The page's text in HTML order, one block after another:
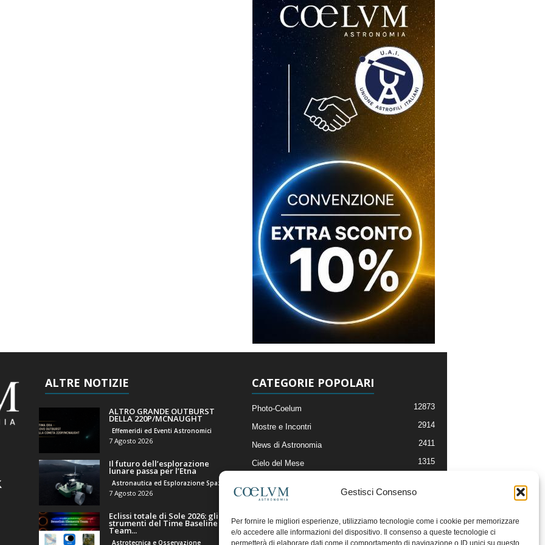
Gestisci Consenso
Per fornire le migliori esperienze, utilizziamo tecnologie come i cookie per memorizzare
e/o accedere alle informazioni del dispositivo. Il consenso a queste tecnologie ci
permetterà di elaborare dati come il comportamento di navigazione o ID unici su questo
ALTRE NOTIZIE
ALTRO GRANDE OUTBURST
DELLA 220P/MCNAUGHT
Effemeridi ed Eventi Astronomici
7 Agosto 2026
Il futuro dell’esplorazione
lunare passa per l’Etna
7 Agosto 2026
Eclissi totale di Sole 2026: gli
strumenti del Time Baseline
Team...
Astrotecnica e Osservazione
CATEGORIE POPOLARI
Photo-Coelum 12873
Mostre e Incontri 2914
News di Astronomia 2411
Cielo del Mese 1315
Articoli e Risorse On-Line
Il Blog della Redazione